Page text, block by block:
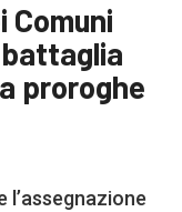
Comuni
proroghe
l’assegnazione